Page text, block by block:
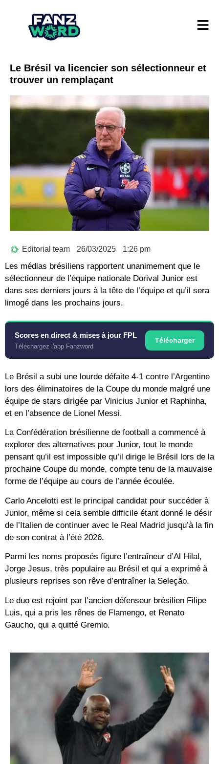
Le Brésil va licencier son sélectionneur et
trouver un remplaçant
Editorial team 26/03/2025 1:26 pm
Les médias brésiliens rapportent unanimement que le
sélectionneur de l’équipe nationale Dorival Junior est
dans ses derniers jours à la tête de l’équipe et qu’il sera
limogé dans les prochains jours.
Scores en direct & mises à jour FPL
Téléchargez l'app Fanzword
Télécharger
Le Brésil a subi une lourde défaite 4-1 contre l’Argentine
lors des éliminatoires de la Coupe du monde malgré une
équipe de stars dirigée par Vinicius Junior et Raphinha,
et en l’absence de Lionel Messi.
La Confédération brésilienne de football a commencé à
explorer des alternatives pour Junior, tout le monde
pensant qu’il est impossible qu’il dirige le Brésil lors de la
prochaine Coupe du monde, compte tenu de la mauvaise
forme de l’équipe au cours de l’année écoulée.
Carlo Ancelotti est le principal candidat pour succéder à
Junior, même si cela semble difficile étant donné le désir
de l’Italien de continuer avec le Real Madrid jusqu’à la fin
de son contrat à l’été 2026.
Parmi les noms proposés figure l’entraîneur d’Al Hilal,
Jorge Jesus, très populaire au Brésil et qui a exprimé à
plusieurs reprises son rêve d’entraîner la Seleção.
Le duo est rejoint par l’ancien défenseur brésilien Filipe
Luis, qui a pris les rênes de Flamengo, et Renato
Gaucho, qui a quitté Gremio.